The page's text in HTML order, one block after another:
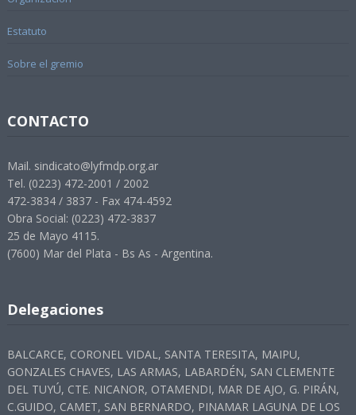
Estatuto
Sobre el gremio
CONTACTO
Mail. sindicato@lyfmdp.org.ar
Tel. (0223) 472-2001 / 2002
472-3834 / 3837 - Fax 474-4592
Obra Social: (0223) 472-3837
25 de Mayo 4115.
(7600) Mar del Plata - Bs As - Argentina.
Delegaciones
BALCARCE, CORONEL VIDAL, SANTA TERESITA, MAIPU,
GONZALES CHAVES, LAS ARMAS, LABARDÉN, SAN CLEMENTE
DEL TUYÚ, CTE. NICANOR, OTAMENDI, MAR DE AJO, G. PIRÁN,
C.GUIDO, CAMET, SAN BERNARDO, PINAMAR LAGUNA DE LOS